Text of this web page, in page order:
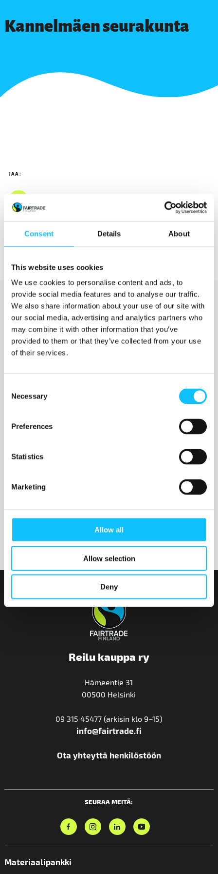
Consent Details About
This website uses cookies
We use cookies to personalise content and ads, to
provide social media features and to analyse our traffic.
We also share information about your use of our site with
our social media, advertising and analytics partners who
may combine it with other information that you’ve
provided to them or that they’ve collected from your use
of their services.
Selection
Necessary
Preferences
Statistics
Marketing
Allow all
Allow selection
Deny
Kannelmäen seurakunta
JAA:
Katso myös
Jyväskylän ammattikorkeakoulu
Nurmijärven seurakunta
Reilu kauppa ry
Hämeentie 31
00500 Helsinki
09 315 45477 (arkisin klo 9–15)
info@fairtrade.fi
Ota yhteyttä henkilöstöön
SEURAA MEITÄ:
Materiaalipankki